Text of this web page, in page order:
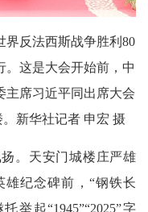
界反法西斯战争胜利80
。这是大会开始前，中
主席习近平同出席大会
新华社记者 申宏 摄
。天安门城楼庄严雄
纪念碑前，“钢铁长
举起“1945”“2025”字